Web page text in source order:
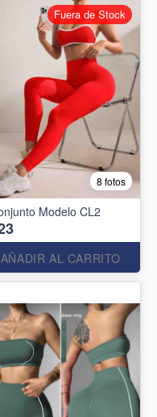
8 fotos
Modelo CL2
AÑADIR AL CARRITO
Fuera de Stock